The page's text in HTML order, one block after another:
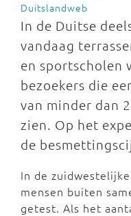
Duitslandweb
In de Duitse
vandaag
en sportscholen
bezoekers die
van minder dan
zien. Op het
de
In de
mensen buiten
getest. Als het